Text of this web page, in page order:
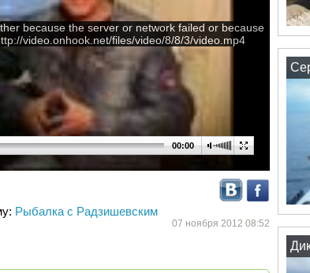
00:00
because the server or network failed or because
video.onhook.net/files/video/8/8/3/video.mp4
Рыбалка с Радзишевским
07 ноября 2012 08:52